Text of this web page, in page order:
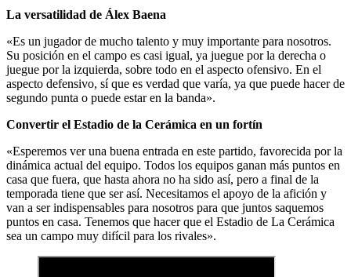
La versatilidad de Álex Baena
«Es un jugador de mucho talento y muy importante para nosotros.
Su posición en el campo es casi igual, ya juegue por la derecha o
juegue por la izquierda, sobre todo en el aspecto ofensivo. En el
aspecto defensivo, sí que es verdad que varía, ya que puede hacer de
segundo punta o puede estar en la banda».
Convertir el Estadio de la Cerámica en un fortín
«Esperemos ver una buena entrada en este partido, favorecida por la
dinámica actual del equipo. Todos los equipos ganan más puntos en
casa que fuera, que hasta ahora no ha sido así, pero a final de la
temporada tiene que ser así. Necesitamos el apoyo de la afición y
van a ser indispensables para nosotros para que juntos saquemos
puntos en casa. Tenemos que hacer que el Estadio de La Cerámica
sea un campo muy difícil para los rivales».